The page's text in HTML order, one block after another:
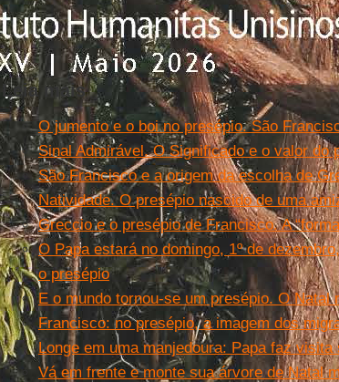
Leia mais
O jumento e o boi no presépio. São
Sinal Admirável. O Significado e o valor do
São Francisco e a origem da escolha de
Natividade. O presépio nascido de uma
Greccio e o presépio de Francisco. A
O Papa estará no domingo, 1º de
o presépio
E o mundo tornou-se um presépio. O Natal
Francisco: no presépio, a imagem dos
Longe em uma manjedoura: Papa faz
Vá em frente e monte sua árvore de Natal